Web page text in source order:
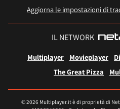
Aggiorna le impostazioni di
IL NETWORK
Multiplayer Movieplayer
The Great Pizza
© 2026 Multiplayer.it è di proprietà di